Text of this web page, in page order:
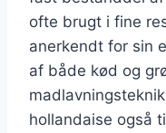
ofte brugt i fine
anerkendt for sin
af både kød og
hollandaise også